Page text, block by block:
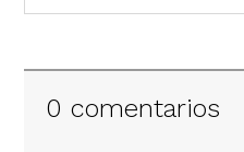
0 comentarios